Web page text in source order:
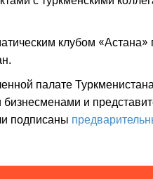
клубом «Астана»
палате
бизнесменами и
подписаны